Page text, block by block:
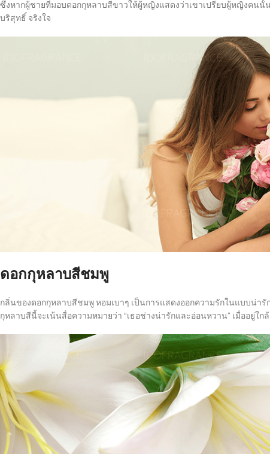
ซึ่งหากผู้ชายที่มอบดอกกุหลาบสีขาวให้ผู้หญิงแสดงว่าเขาเปรียบผู้หญิงคน
บริสุทธิ์ จริงใจ
ดอกกุหลาบสีชมพู
กลิ่นของดอกกุหลาบสีชมพู หอมเบาๆ เป็นการแสดงออกความรักในแบบน่า
กุหลาบสีนี้จะเน้นสื่อความหมายว่า “เธอช่างน่ารักและอ่อนหวาน” เมื่ออยู่ใ